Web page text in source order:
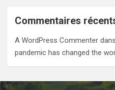
Commentaires
A WordPress Commenter dans
pandemic has changed the